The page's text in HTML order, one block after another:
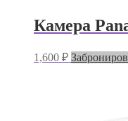
Камера
1,600 ₽